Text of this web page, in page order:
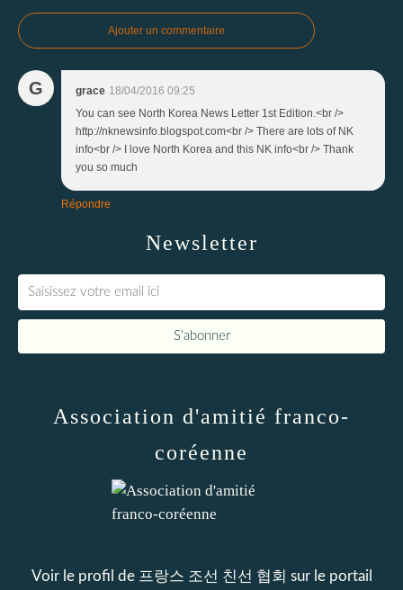
Ajouter un commentaire
G grace 18/04/2016 09:25
You can see North Korea News Letter 1st Edition.<br />
http://nknewsinfo.blogspot.com<br /> There are lots of NK
info<br /> I love North Korea and this NK info<br /> Thank
you so much
Répondre
Newsletter
Association d'amitié franco-
coréenne
Voir le profil de 프랑스 조선 친선 협회 sur le portail